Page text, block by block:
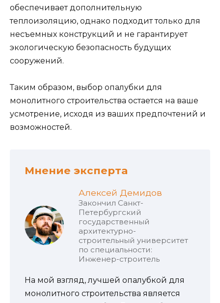
обеспечивает дополнительную
теплоизоляцию, однако подходит только для
несъемных конструкций и не гарантирует
экологическую безопасность будущих
сооружений.
Таким образом, выбор опалубки для
монолитного строительства остается на ваше
усмотрение, исходя из ваших предпочтений и
возможностей.
Мнение эксперта
Алексей Демидов
Закончил Санкт-
Петербургский
государственный
архитектурно-
строительный университет
по специальности:
Инженер-строитель
На мой взгляд, лучшей опалубкой для
монолитного строительства является